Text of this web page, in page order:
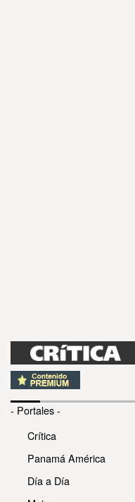
- Portales -
Crítica
Panamá América
Día a Día